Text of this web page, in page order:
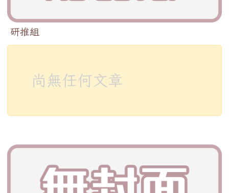
研推組
尚無任何文章